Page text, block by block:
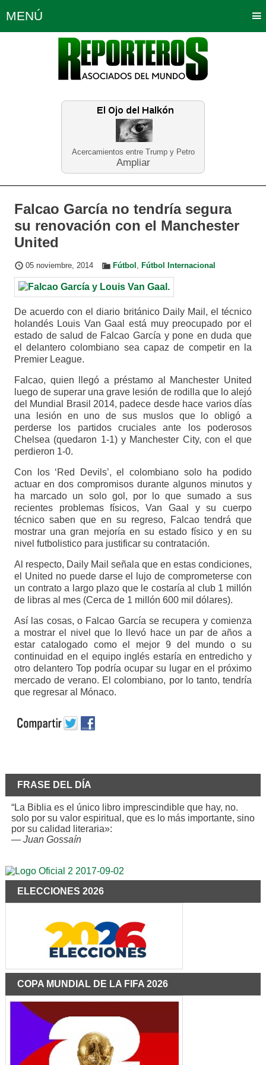
Acercamientos entre Trump y Petro
Ampliar
MENÚ
Política Opinión Bogotá
Planeta Tierra Deportes
Educación Neira
Falcao García no tendría segura
su renovación con el Manchester
United
05 noviembre, 2014 Fútbol , Fútbol Internacional
De acuerdo con el diario británico Daily Mail, el técnico
holandés Louis Van Gaal está muy preocupado por el
estado de salud de Falcao García y pone en duda que
el delantero colombiano sea capaz de competir en la
Premier League.
Falcao, quien llegó a préstamo al Manchester United
luego de superar una grave lesión de rodilla que lo alejó
del Mundial Brasil 2014, padece desde hace varios días
una lesión en uno de sus muslos que lo obligó a
perderse los partidos cruciales ante los poderosos
Chelsea (quedaron 1-1) y Manchester City, con el que
perdieron 1-0.
Con los ‘Red Devils’, el colombiano solo ha podido
actuar en dos compromisos durante algunos minutos y
ha marcado un solo gol, por lo que sumado a sus
recientes problemas físicos, Van Gaal y su cuerpo
técnico saben que en su regreso, Falcao tendrá que
mostrar una gran mejoría en su estado físico y en su
nivel futbolistico para justificar su contratación.
Al respecto, Daily Mail señala que en estas condiciones,
el United no puede darse el lujo de comprometerse con
un contrato a largo plazo que le costaría al club 1 millón
de libras al mes (Cerca de 1 millón 600 mil dólares).
Así las cosas, o Falcao García se recupera y comienza
a mostrar el nivel que lo llevó hace un par de años a
estar catalogado como el mejor 9 del mundo o su
continuidad en el equipo inglés estaría en entredicho y
otro delantero Top podría ocupar su lugar en el próximo
mercado de verano. El colombiano, por lo tanto, tendría
que regresar al Mónaco.
FRASE DEL DÍA
“La Biblia es el único libro imprescindible que hay, no.
solo por su valor espiritual, que es lo más importante, sino
por su calidad literaria»:
— Juan Gossaín
ELECCIONES 2026
COPA MUNDIAL DE LA FIFA 2026